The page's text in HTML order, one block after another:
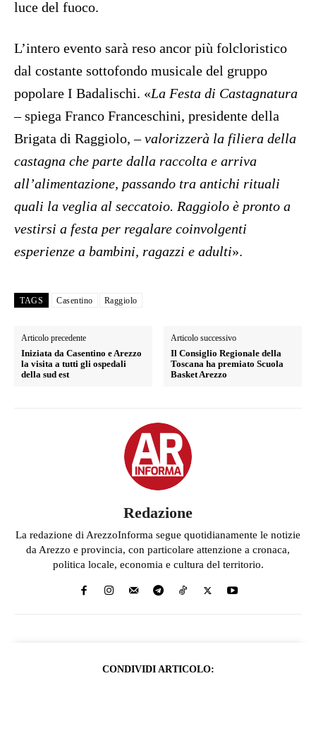
luce del fuoco.
L’intero evento sarà reso ancor più folcloristico
dal costante sottofondo musicale del gruppo
popolare I Badalischi. «La Festa di Castagnatura
– spiega Franco Franceschini, presidente della
Brigata di Raggiolo, –valorizzerà la filiera della
castagna che parte dalla raccolta e arriva
all’alimentazione, passando tra antichi rituali
quali la veglia al seccatoio. Raggiolo è pronto a
vestirsi a festa per regalare coinvolgenti
esperienze a bambini, ragazzi e adulti».
TAGS Casentino Raggiolo
Articolo precedente
Iniziata da Casentino e Arezzo
la visita a tutti gli ospedali
della sud est
Articolo successivo
Il Consiglio Regionale della
Toscana ha premiato Scuola
Basket Arezzo
Redazione
La redazione di ArezzoInforma segue quotidianamente le notizie
da Arezzo e provincia, con particolare attenzione a cronaca,
politica locale, economia e cultura del territorio.
CONDIVIDI ARTICOLO: